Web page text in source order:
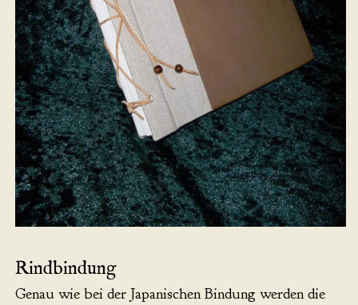
Rindbindung
Genau wie bei der Japanischen Bindung werden die